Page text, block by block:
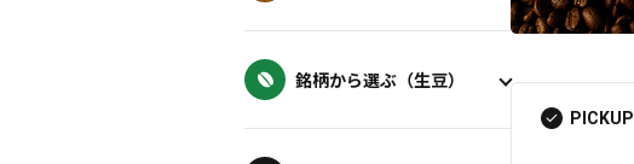
PICKUP
銘柄から選ぶ（生豆）